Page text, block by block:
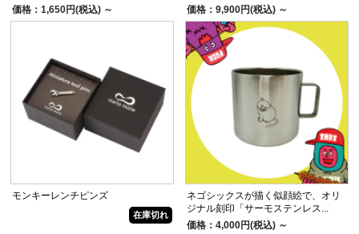
価格：1,650円(税込) ～
価格：9,900円(税込) ～
モンキーレンチピンズ
在庫切れ
ネゴシックスが描く似顔絵で、オリ
ジナル刻印「サーモステンレス...
価格：4,000円(税込) ～